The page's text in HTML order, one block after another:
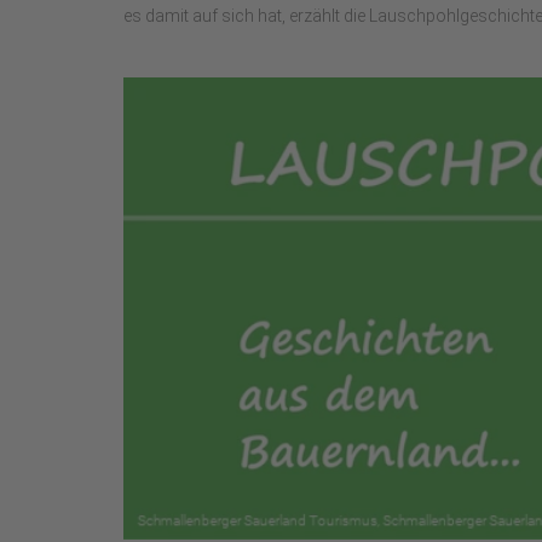
es damit auf sich hat, erzählt die